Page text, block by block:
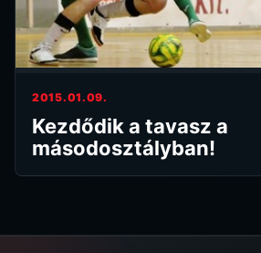
2015.01.09.
Kezdődik a tavasz a
másodosztályban!